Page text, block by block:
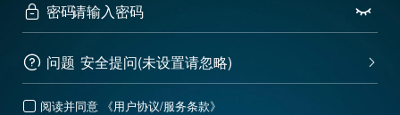
 密码 
 问题 
安全提问(未设置请忽略)
 阅读并同意 《用户协议/服务条款》